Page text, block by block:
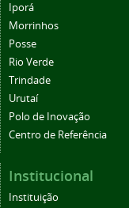
Iporá
Morrinhos
Posse
Rio Verde
Trindade
Urutaí
Polo de Inovação
Centro de Referência
Institucional
Instituição